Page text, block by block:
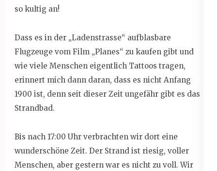
so kultig an!
Dass es in der „Ladenstrasse“ aufblasbare
Flugzeuge vom Film „Planes“ zu kaufen gibt und
wie viele Menschen eigentlich Tattoos tragen,
erinnert mich dann daran, dass es nicht Anfang
1900 ist, denn seit dieser Zeit ungefähr gibt es das
Strandbad.
Bis nach 17:00 Uhr verbrachten wir dort eine
wunderschöne Zeit. Der Strand ist riesig, voller
Menschen, aber gestern war es nicht zu voll. Wir